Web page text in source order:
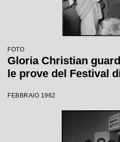
FOTO
Gloria Christian
le prove del Festival
FEBBRAIO 1962